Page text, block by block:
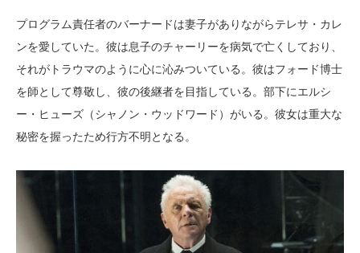
プログラム責任者のバーナードは妻子がありながらテレサ・カレ
ンを愛していた。彼は息子のチャーリーを病気で亡くしており、
それがトラウマのように心に沁みついている。彼はフォード博士
を師として尊敬し、彼の後継者を目指している。部下にエルシ
ー・ヒューズ（シャノン・ウッドワード）がいる。彼女は重大な
秘密を握ったため行方不明となる。